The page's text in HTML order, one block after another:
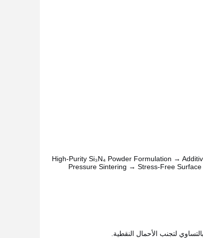
High-Purity Si₃N₄ Powder Formulation →
Pressure Sintering → Stress-Free
لتجنب الأحمال النقطية.